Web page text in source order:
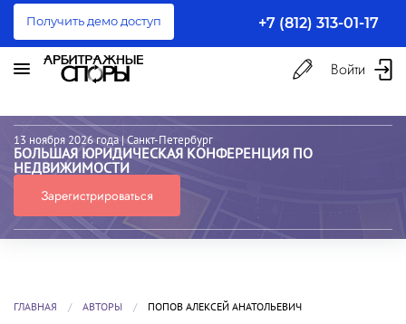
Получить демо доступ +7 (812) 313-01-17
Войти
13 ноября 2026 года | Санкт-Петербург
БОЛЬШАЯ ЮРИДИЧЕСКАЯ КОНФЕРЕНЦИЯ ПО
НЕДВИЖИМОСТИ
Зарегистрироваться
ГЛАВНАЯ АВТОРЫ ПОПОВ АЛЕКСЕЙ АНАТОЛЬЕВИЧ